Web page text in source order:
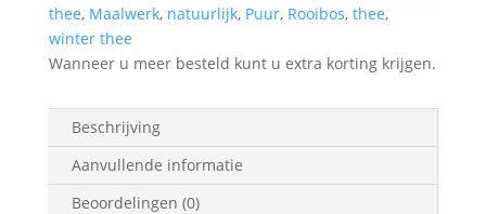
thee, Maalwerk, natuurlijk, Puur, Rooibos, thee,
winter thee
Wanneer u meer besteld kunt u extra korting krijgen.
Beschrijving
Aanvullende informatie
Beoordelingen (0)